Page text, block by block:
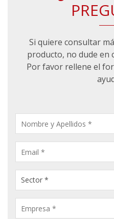
Si quiere consultar
producto, no dude en
Por favor rellene el
CONSULTA
PRODUCTOS